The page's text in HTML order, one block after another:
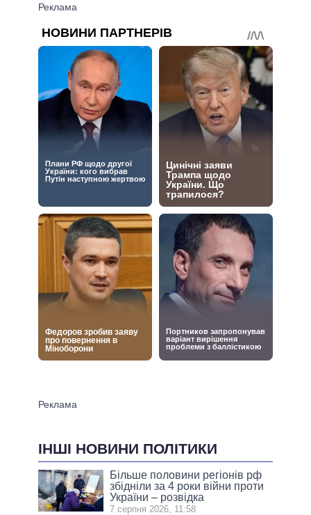
ІНШІ НОВИНИ ПОЛІТИКИ
Більше половини регіонів рф
збідніли за 4 роки війни проти
України – розвідка
7 серпня 2026, 11:58